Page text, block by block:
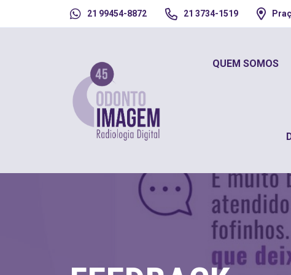
21 99454-8872 21 3734-1519
QUEM SOMOS